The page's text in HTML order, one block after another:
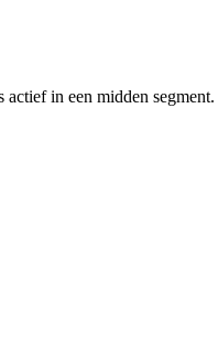
in een midden segment.